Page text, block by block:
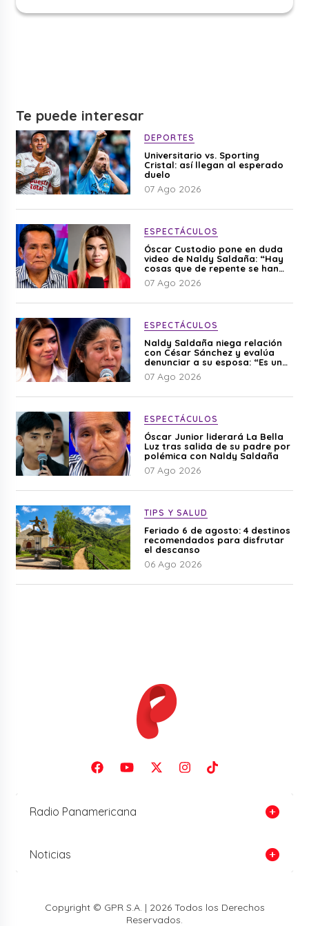
Te puede interesar
DEPORTES
Universitario vs. Sporting
Cristal: así llegan al esperado
duelo
07 Ago 2026
ESPECTÁCULOS
Óscar Custodio pone en duda
video de Naldy Saldaña: “Hay
cosas que de repente se han
editado”
07 Ago 2026
ESPECTÁCULOS
Naldy Saldaña niega relación
con César Sánchez y evalúa
denunciar a su esposa: “Es una
difamación”
07 Ago 2026
ESPECTÁCULOS
Óscar Junior liderará La Bella
Luz tras salida de su padre por
polémica con Naldy Saldaña
07 Ago 2026
TIPS Y SALUD
Feriado 6 de agosto: 4 destinos
recomendados para disfrutar
el descanso
06 Ago 2026
Radio Panamericana
Noticias
Copyright © GPR S.A. | 2026 Todos los Derechos
Reservados.